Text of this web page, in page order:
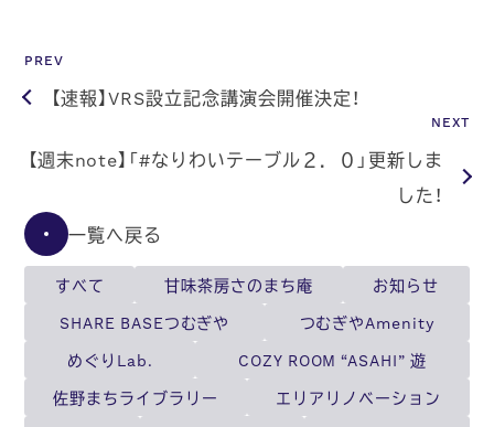
PREV
【速報】VRS設立記念講演会開催決定！
NEXT
【週末note】「#なりわいテーブル２．０」更新しま
した！
一覧へ戻る
すべて 甘味茶房さのまち庵
お知らせ
SHARE BASEつむぎや
つむぎやAmenity
めぐりLab.
COZY ROOM “ASAHI” 遊
佐野まちライブラリー
エリアリノベーション